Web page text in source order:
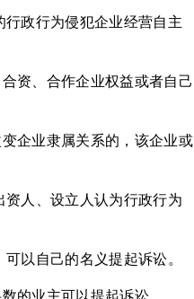
政行为侵犯企业经营自主
资、合作企业权益或者自己
企业隶属关系的，该企业或
人、设立人认为行政行为
以自己的名义提起诉讼。